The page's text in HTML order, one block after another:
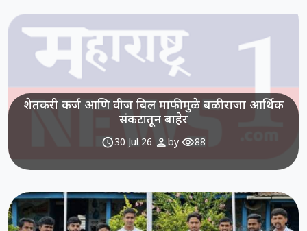
शेतकरी कर्ज आणि वीज बिल माफीमुळे बळीराजा आर्थिक
संकटातून बाहेर
schedule30 Jul 26 personby visibility88